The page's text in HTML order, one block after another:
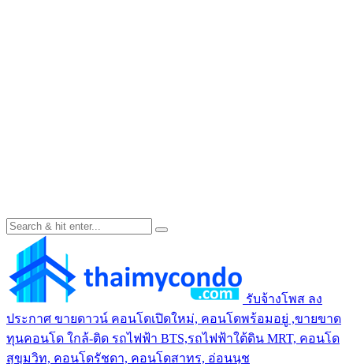
รับจ้างโพส ลง
ประกาศ ขายดาวน์ คอนโดเปิดใหม่, คอนโดพร้อมอยู่ ,ขายขาด
ทุนคอนโด ใกล้-ติด รถไฟฟ้า BTS,รถไฟฟ้าใต้ดิน MRT, คอนโด
สุขุมวิท, คอนโดรัชดา, คอนโดสาทร, อ่อนนุช